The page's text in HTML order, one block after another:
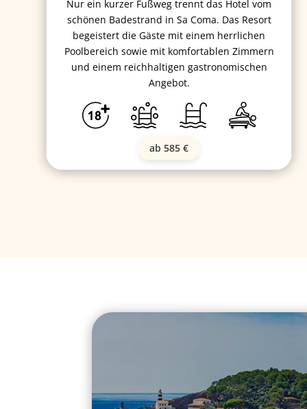
Nur ein kurzer Fußweg trennt das Hotel vom
schönen Badestrand in Sa Coma. Das Resort
begeistert die Gäste mit einem herrlichen
Poolbereich sowie mit komfortablen Zimmern
und einem reichhaltigen gastronomischen
Angebot.
ab 585 €